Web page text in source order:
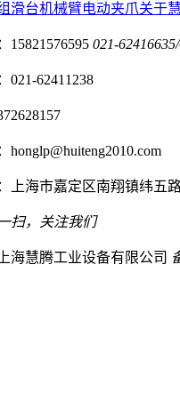
滑台机械臂电动夹爪关于
15821576595 021-
021-62411238
honglp@huiteng2010.com
上海市嘉定区南翔镇纬五
扫，关注我们
海慧腾工业设备有限公司